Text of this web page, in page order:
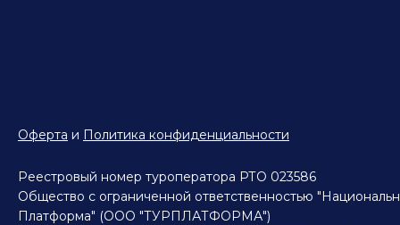
Оферта и Политика конфиденциальности
Реестровый номер туроператора РТО 023586
Общество с ограниченной ответственностью
Платформа" (ООО "ТУРПЛАТФОРМА")